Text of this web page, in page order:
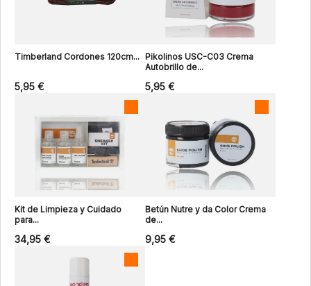
Timberland Cordones 120cm...
5,95 €
Pikolinos USC-C03 Crema
Autobrillo de...
5,95 €
Kit de Limpieza y Cuidado
para...
34,95 €
Betún Nutre y da Color Crema
de...
9,95 €